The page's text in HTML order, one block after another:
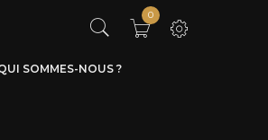
0
SOMMES-NOUS ?